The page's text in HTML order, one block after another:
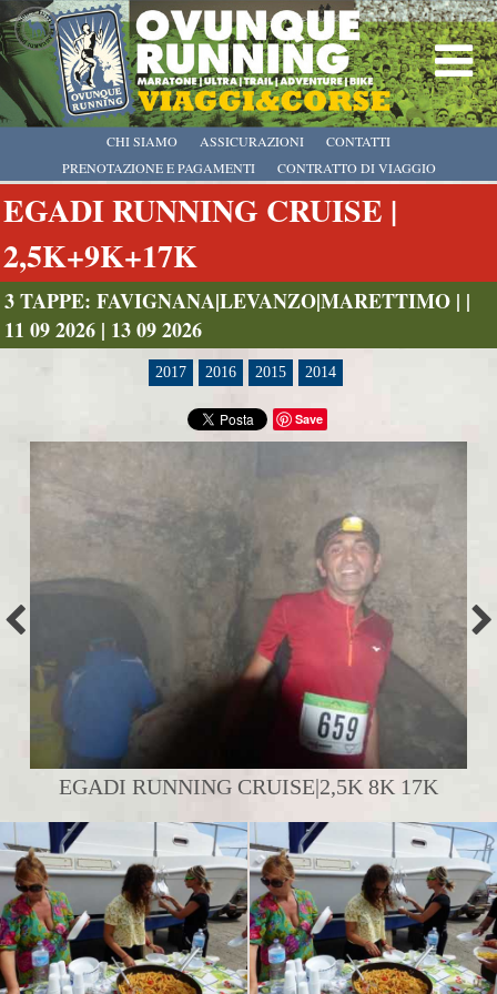
CHI SIAMO
PRENOTAZIONE E PAGAMENTI
CONTRATTO DI VIAGGIO
ASSICURAZIONI CONTATTI
EGADI RUNNING CRUISE |
2,5K+9K+17K
3 TAPPE: FAVIGNANA|LEVANZO|MARETTIMO | |
11 09 2026 | 13 09 2026
2017 2016 2015 2014
Save
EGADI RUNNING CRUISE|2,5K 8K 17K